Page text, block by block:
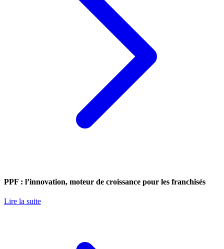
PPF : l’innovation, moteur de croissance pour les franchisés
Lire la suite